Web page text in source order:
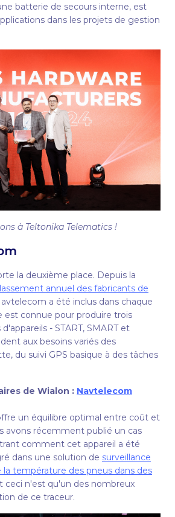
batterie de secours interne, est
dans les projets de gestion
à Teltonika Telematics !
la deuxième place. Depuis la
annuel des fabricants de
a été inclus dans chaque
est connue pour produire trois
- START, SMART et
aux besoins variés des
du suivi GPS basique à des tâches
de Wialon : Navtelecom
un équilibre optimal entre coût et
avons récemment publié un cas
comment cet appareil a été
dans une solution de surveillance
la température des pneus dans des
ceci n'est qu'un des nombreux
de ce traceur.